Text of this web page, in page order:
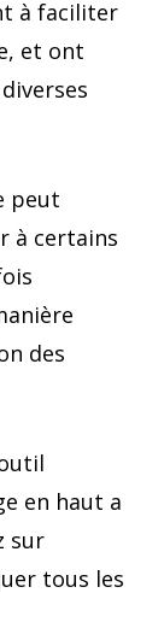
à faciliter
et ont
peut
à certains
des
en haut a
sur
tous les